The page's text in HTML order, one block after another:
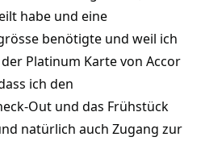
habe und eine
benötigte und weil ich
Platinum Karte von Accor
ich den
Out und das Frühstück
natürlich auch Zugang zur